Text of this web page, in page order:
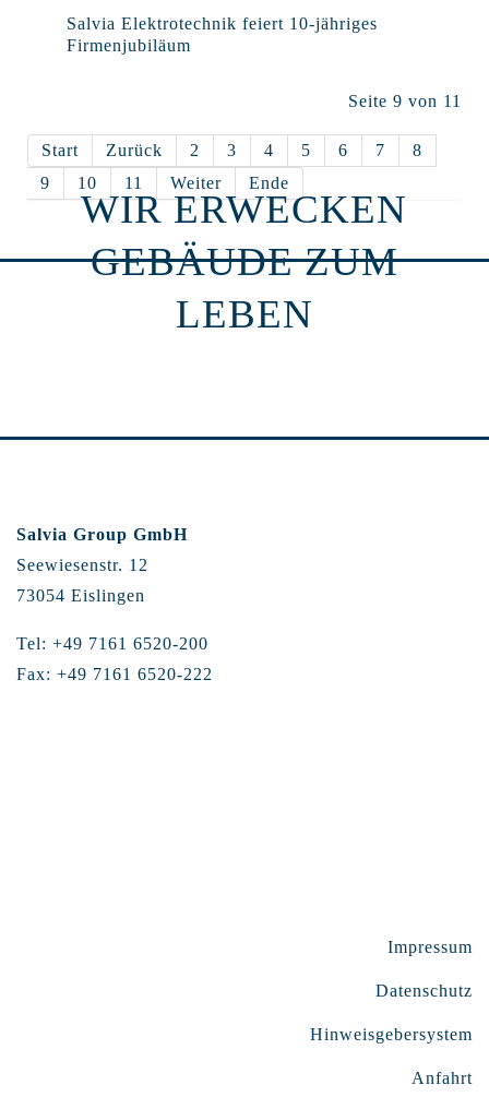
Salvia Elektrotechnik feiert 10-jähriges
Firmenjubiläum
Seite 9 von 11
Start Zurück 2 3 4 5 6 7
8
9
10 11 Weiter Ende
WIR ERWECKEN
GEBÄUDE ZUM
LEBEN
Salvia Group GmbH
Seewiesenstr. 12
73054 Eislingen
Tel: +49 7161 6520-200
Fax: +49 7161 6520-222
Impressum
Datenschutz
Hinweisgebersystem
Anfahrt